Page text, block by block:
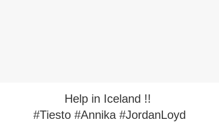
Help in Iceland !!
#Tiesto #Annika #JordanLoyd